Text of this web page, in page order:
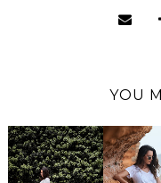
YOU